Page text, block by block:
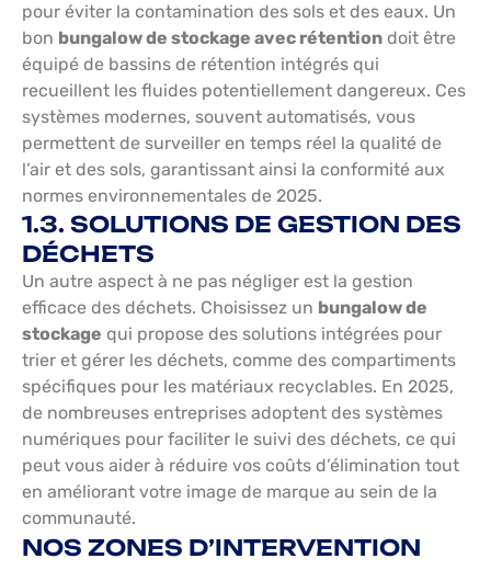
pour éviter la contamination des sols et des eaux. Un
bon bungalow de stockage avec rétention doit être
équipé de bassins de rétention intégrés qui
recueillent les fluides potentiellement dangereux. Ces
systèmes modernes, souvent automatisés, vous
permettent de surveiller en temps réel la qualité de
l’air et des sols, garantissant ainsi la conformité aux
normes environnementales de 2025.
1.3. SOLUTIONS DE GESTION DES
DÉCHETS
Un autre aspect à ne pas négliger est la gestion
efficace des déchets. Choisissez un bungalow de
stockage qui propose des solutions intégrées pour
trier et gérer les déchets, comme des compartiments
spécifiques pour les matériaux recyclables. En 2025,
de nombreuses entreprises adoptent des systèmes
numériques pour faciliter le suivi des déchets, ce qui
peut vous aider à réduire vos coûts d’élimination tout
en améliorant votre image de marque au sein de la
communauté.
NOS ZONES D’INTERVENTION